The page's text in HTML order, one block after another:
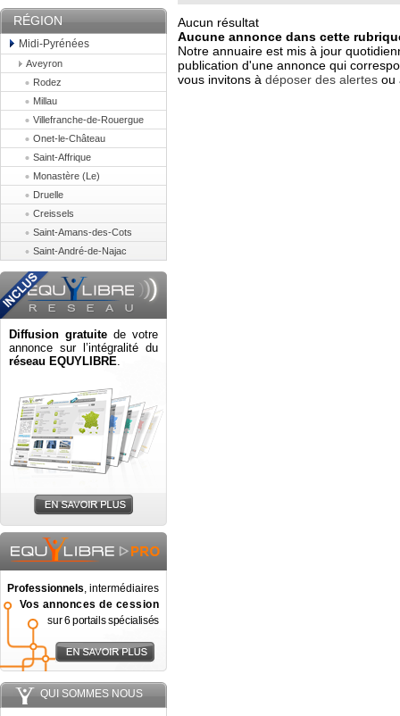
RÉGION
Midi-Pyrénées
Aveyron
Rodez
Millau
Villefranche-de-Rouergue
Onet-le-Château
Saint-Affrique
Monastère (Le)
Druelle
Creissels
Saint-Amans-des-Cots
Saint-André-de-Najac
Diffusion gratuite de votre
annonce sur l’intégralité du
réseau EQUYLIBRE.
Professionnels, intermédiaires
Vos annonces de cession
sur 6 portails spécialisés
QUI SOMMES NOUS
Aucun résultat
Aucune annonce dans cette
Notre annuaire est mis à jour
publication d'une annonce qui
vous invitons à déposer des alertes ou